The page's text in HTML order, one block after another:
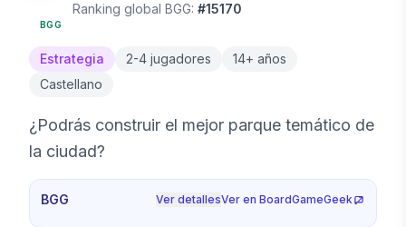
BGG
Ranking global BGG: #15170
Estrategia 2-4 jugadores 14+ años
Castellano
¿Podrás construir el mejor parque temático de
la ciudad?
BGG Ver detallesVer en BoardGameGeek